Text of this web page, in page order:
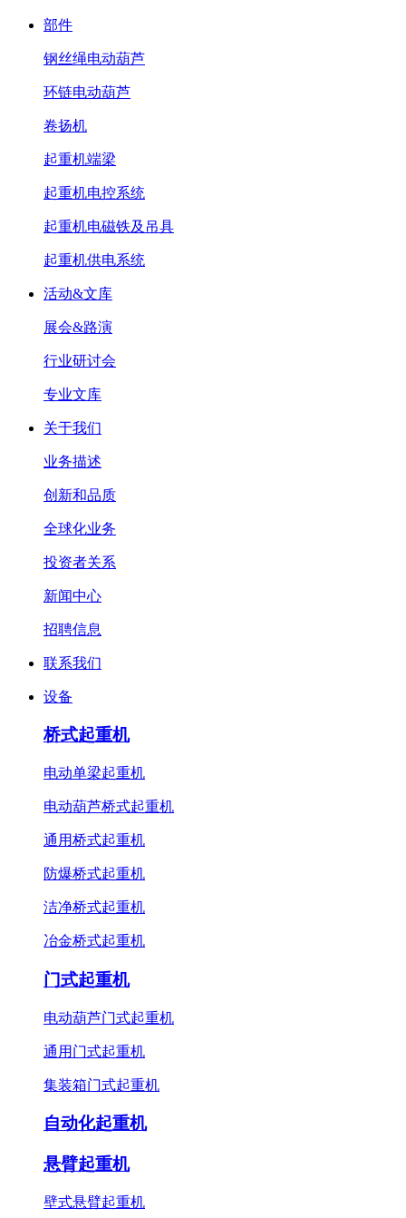
部件
钢丝绳电动葫芦
环链电动葫芦
卷扬机
起重机端梁
起重机电控系统
起重机电磁铁及吊具
起重机供电系统
活动&文库
展会&路演
行业研讨会
专业文库
关于我们
业务描述
创新和品质
全球化业务
投资者关系
新闻中心
招聘信息
联系我们
设备
桥式起重机
电动单梁起重机
电动葫芦桥式起重机
通用桥式起重机
防爆桥式起重机
洁净桥式起重机
冶金桥式起重机
门式起重机
电动葫芦门式起重机
通用门式起重机
集装箱门式起重机
自动化起重机
悬臂起重机
壁式悬臂起重机